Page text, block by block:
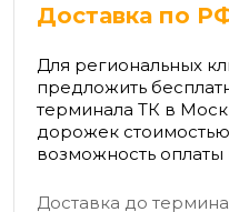
Доставка по
Для региональных
предложить
терминала ТК в
дорожек
возможность оплаты
Доставка до